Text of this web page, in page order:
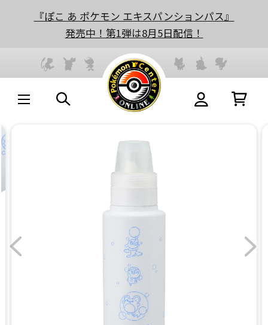
『ぽこ あ ポケモン エキスパンションパス』
発売中！第1弾は8月5日配信！